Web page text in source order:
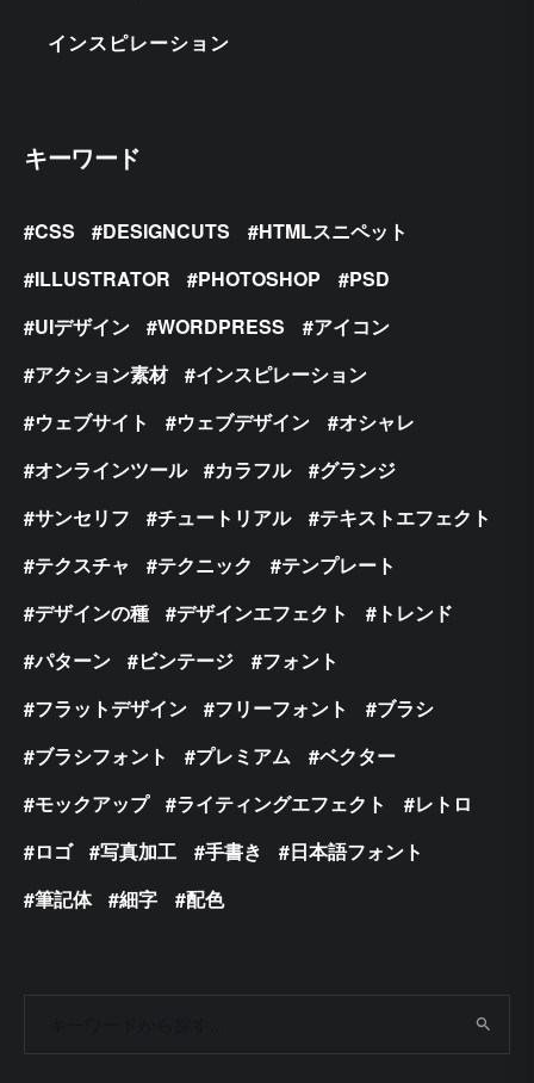
インスピレーション
キーワード
CSS DESIGNCUTS
HTMLスニペット
ILLUSTRATOR
PHOTOSHOP
PSD
UIデザイン
WORDPRESS
アイコン
アクション素材
インスピレーション
ウェブサイト
ウェブデザイン
オシャレ
オンラインツール
カラフル
グランジ
サンセリフ
チュートリアル
テキストエフェクト
テクスチャ
テクニック
テンプレート
デザインの種
デザインエフェクト
トレンド
パターン
ビンテージ
フォント
フラットデザイン
フリーフォント
ブラシ
ブラシフォント
プレミアム
ベクター
モックアップ
ライティングエフェクト
レトロ
ロゴ
写真加工 手書き
日本語フォント
筆記体
細字 配色